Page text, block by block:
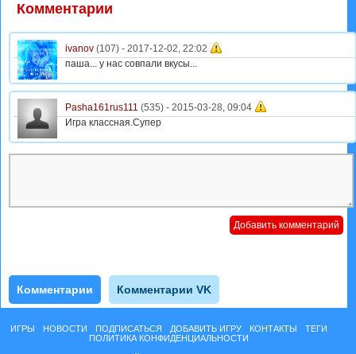
Комментарии
ivanov (107) - 2017-12-02, 22:02
паша... у нас совпали вкусы...
Pasha161rus111 (535) - 2015-03-28, 09:04
Игра классная.Супер
Комментарии Комментарии VK
ИГРЫ НОВОСТИ ПОДПИСАТЬСЯ ДОБАВИТЬ ИГРУ КОНТАКТЫ
ТЕГИ
ПОЛИТИКА КОНФИДЕНЦИАЛЬНОСТИ